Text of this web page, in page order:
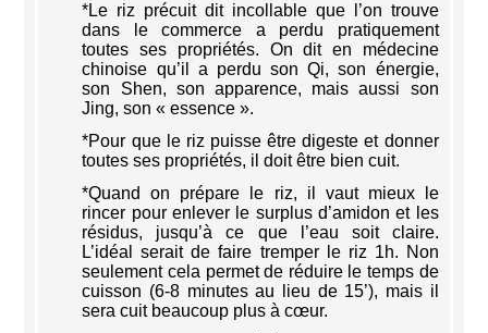
*Le riz précuit dit incollable que l’on trouve
dans le commerce a perdu pratiquement
toutes ses propriétés. On dit en médecine
chinoise qu’il a perdu son Qi, son énergie,
son Shen, son apparence, mais aussi son
Jing, son « essence ».
*Pour que le riz puisse être digeste et donner
toutes ses propriétés, il doit être bien cuit.
*Quand on prépare le riz, il vaut mieux le
rincer pour enlever le surplus d’amidon et les
résidus, jusqu’à ce que l’eau soit claire.
L’idéal serait de faire tremper le riz 1h. Non
seulement cela permet de réduire le temps de
cuisson (6-8 minutes au lieu de 15’), mais il
sera cuit beaucoup plus à cœur.